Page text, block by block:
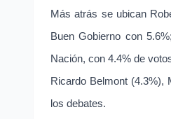
Más atrás se ubican
Buen Gobierno con
Nación, con 4.4% de
Ricardo Belmont (4.3%),
los debates.